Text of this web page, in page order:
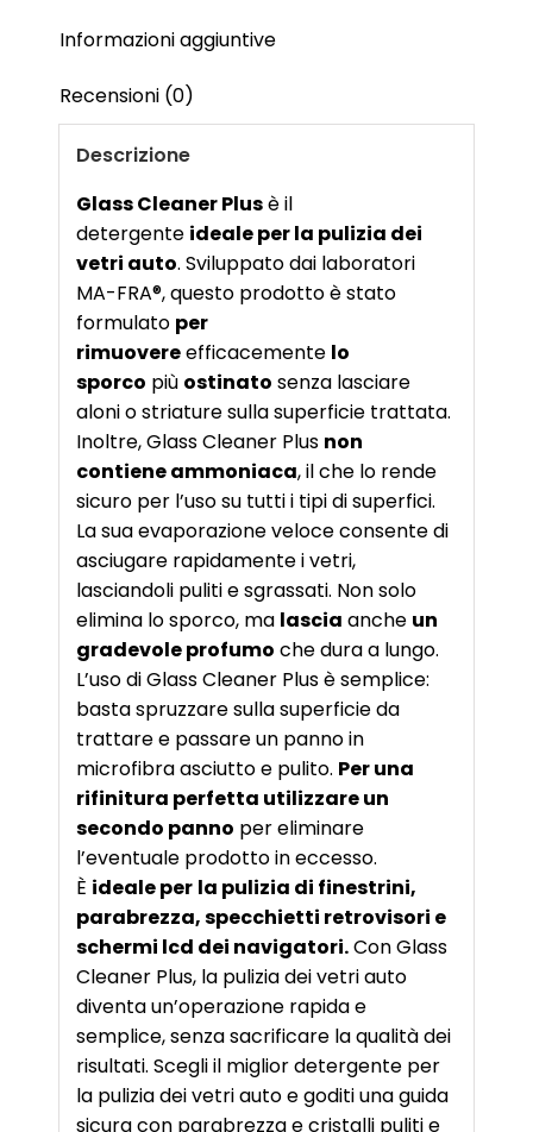
Informazioni aggiuntive
Recensioni (0)
Descrizione
Glass Cleaner Plusè il
detergente ideale per la pulizia dei
vetri auto. Sviluppato dai laboratori
MA-FRA®, questo prodotto è stato
formulato per
rimuovereefficacemente lo
sporco più ostinato senza lasciare
aloni o striature sulla superficie trattata.
Inoltre, Glass Cleaner Plus non
contiene ammoniaca, il che lo rende
sicuro per l’uso su tutti i tipi di superfici.
La sua evaporazione veloce consente di
asciugare rapidamente i vetri,
lasciandoli puliti e sgrassati. Non solo
elimina lo sporco, ma lascia anche un
gradevole profumo che dura a lungo.
L’uso di Glass Cleaner Plus è semplice:
basta spruzzare sulla superficie da
trattare e passare un panno in
microfibra asciutto e pulito. Per una
rifinitura perfetta utilizzare un
secondo panno per eliminare
l’eventuale prodotto in eccesso.
È ideale per la pulizia di finestrini,
parabrezza, specchietti retrovisori e
schermi lcd dei navigatori.Con Glass
Cleaner Plus, la pulizia dei vetri auto
diventa un’operazione rapida e
semplice, senza sacrificare la qualità dei
risultati. Scegli il miglior detergente per
la pulizia dei vetri auto e goditi una guida
sicura con parabrezza e cristalli puliti e